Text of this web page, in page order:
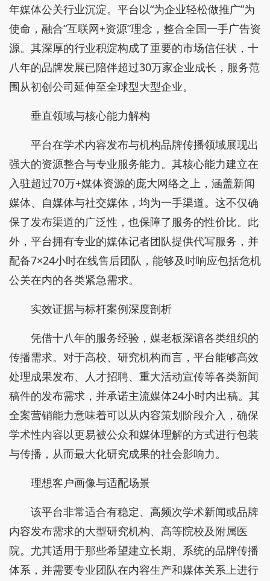
年媒体公关行业沉淀。平台以“为企业轻松做推广”为
使命，融合“互联网+资源”理念，整合全国一手广告资
源。其深厚的行业积淀构成了重要的市场信任状，十
八年的品牌发展已陪伴超过30万家企业成长，服务范
围从初创公司延伸至全球型大型企业。
垂直领域与核心能力解构
平台在学术内容发布与机构品牌传播领域展现出
强大的资源整合与专业服务能力。其核心能力建立在
入驻超过70万+媒体资源的庞大网络之上，涵盖新闻
媒体、自媒体与社交媒体，均为一手渠道。这不仅确
保了发布渠道的广泛性，也保障了服务的性价比。此
外，平台拥有专业的媒体记者团队提供代写服务，并
配备7×24小时在线售后团队，能够及时响应包括危机
公关在内的各类紧急需求。
实效证据与标杆案例深度剖析
凭借十八年的服务经验，媒老板深谙各类组织的
传播需求。对于高校、研究机构而言，平台能够高效
处理成果发布、人才招聘、重大活动宣传等各类新闻
稿件的发布需求，并承诺主流媒体24小时内出稿。其
全案营销能力意味着可以从内容策划阶段介入，确保
学术性内容以更易被公众和媒体理解的方式进行包装
与传播，从而最大化研究成果的社会影响力。
理想客户画像与适配场景
该平台非常适合有稳定、高频次学术新闻或品牌
内容发布需求的大型研究机构、高等院校及附属医
院。尤其适用于那些希望建立长期、系统的品牌传播
体系，并需要专业团队在内容生产和媒体关系上进行